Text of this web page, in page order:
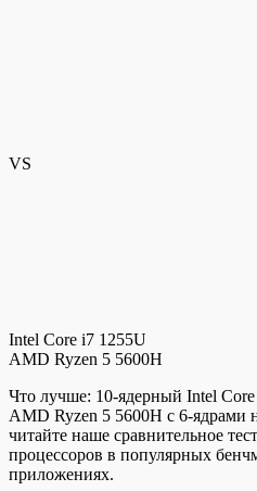
VS
Intel Core i7 1255U
AMD Ryzen 5 5600H
Что лучше: 10-ядерный Intel
AMD Ryzen 5 5600H с 6-ядрами
читайте наше сравнительное
процессоров в популярных
приложениях.